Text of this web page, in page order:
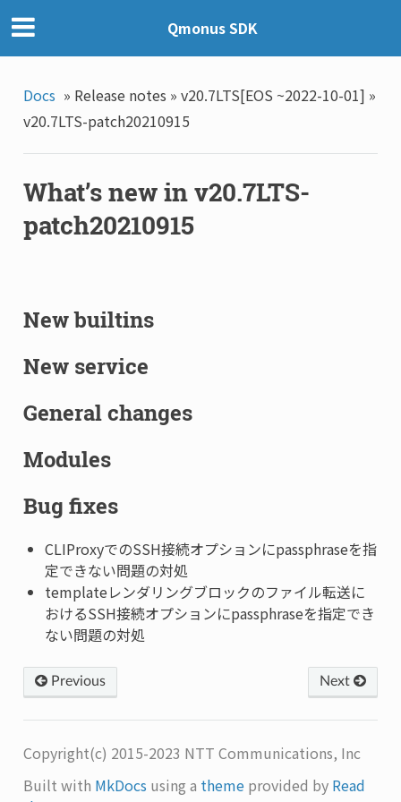
Qmonus SDK
Docs » Release notes » v20.7LTS[EOS ~2022-10-01] »
v20.7LTS-patch20210915
What’s new in v20.7LTS-
patch20210915
New builtins
New service
General changes
Modules
Bug fixes
CLIProxyでのSSH接続オプションにpassphraseを指
定できない問題の対処
templateレンダリングブロックのファイル転送に
おけるSSH接続オプションにpassphraseを指定でき
ない問題の対処
Next
Previous
Copyright(c) 2015-2023 NTT Communications, Inc
Built with MkDocs using a themeprovided by Read